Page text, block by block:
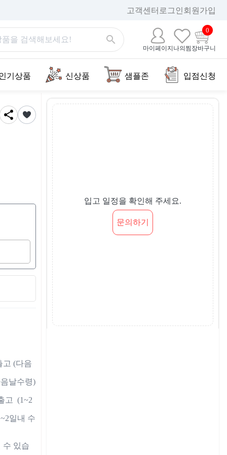
고객센터 로그인 회원가입
마이페이지 나의찜 장바구니
0
기상품 신상품 샘플존 입점신청
고 (다음
날수령)
고  (1~2
일내 수
수 있습
입고 일정을 확인해 주세요.
문의하기